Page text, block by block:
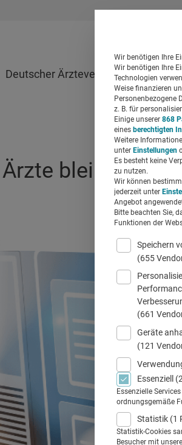
Deutscher Ärzteverlag
bleiben
Wir benötigen Ihre
Wir benötigen Ihre
Technologien
Weise finanzieren
Personenbezogene
z. B. für
Einige unserer 868
eines berechtigten
Weitere
unter Einstellungen
Es besteht keine
zu nutzen.
Wir können
jederzeit unter
Angebot
Bitte beachten Sie,
Funktionen der
Speichern
(655
(661
Geräte
(121
Essenziell
Essenzielle
ordnungsgemäße
Statistik (1
Statistik-Cookies
Besucher mit